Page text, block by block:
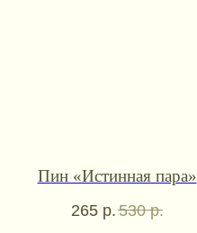
Пин «Истинная пара»
265 р.530 р.
Telegram